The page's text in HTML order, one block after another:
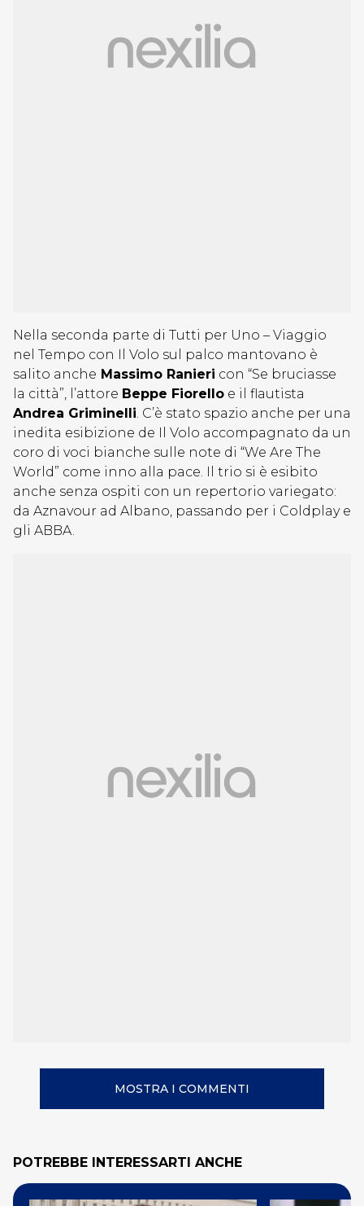
Nella seconda parte di Tutti per Uno – Viaggio
nel Tempo con Il Volo sul palco mantovano è
salito anche Massimo Ranieri con “Se bruciasse
la città”, l’attore Beppe Fiorello e il flautista
Andrea Griminelli. C’è stato spazio anche per una
inedita esibizione de Il Volo accompagnato da un
coro di voci bianche sulle note di “We Are The
World” come inno alla pace. Il trio si è esibito
anche senza ospiti con un repertorio variegato:
da Aznavour ad Albano, passando per i Coldplay e
gli ABBA.
MOSTRA I COMMENTI
POTREBBE INTERESSARTI ANCHE